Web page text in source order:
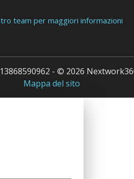
team per maggiori informazioni
- © 2026 Nextwork360.
Mappa del sito